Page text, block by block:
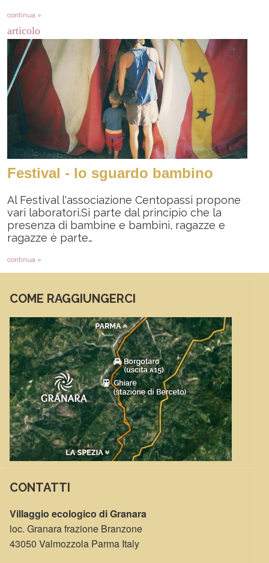
continua »
articolo
Festival - lo sguardo bambino
Al Festival l'associazione Centopassi propone
vari laboratori.Si parte dal principio che la
presenza di bambine e bambini, ragazze e
ragazze è parte…
continua »
COME RAGGIUNGERCI
CONTATTI
Villaggio ecologico di Granara
loc. Granara frazione Branzone
43050 Valmozzola Parma Italy